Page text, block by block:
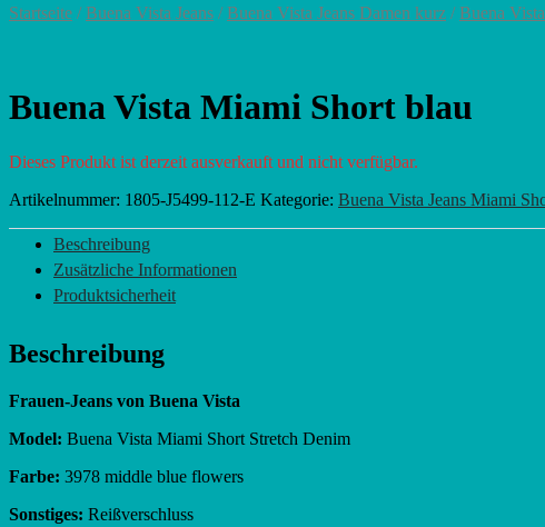
Startseite /Buena Vista Jeans /Buena Vista Jeans Damen kurz /Buena
Buena Vista Miami Short blau
Dieses Produkt ist derzeit ausverkauft und nicht verfügbar.
Artikelnummer: 1805-J5499-112-E Kategorie: Buena Vista Jeans Miami
Beschreibung
Zusätzliche Informationen
Produktsicherheit
Beschreibung
Frauen-Jeans von Buena Vista
Model: Buena Vista Miami Short Stretch Denim
Farbe: 3978 middle blue flowers
Sonstiges: Reißverschluss